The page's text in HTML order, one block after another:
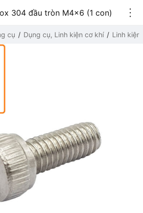
304 đầu tròn M4x6 (1 con)
cụ Dụng cụ, Linh kiện cơ khí Linh